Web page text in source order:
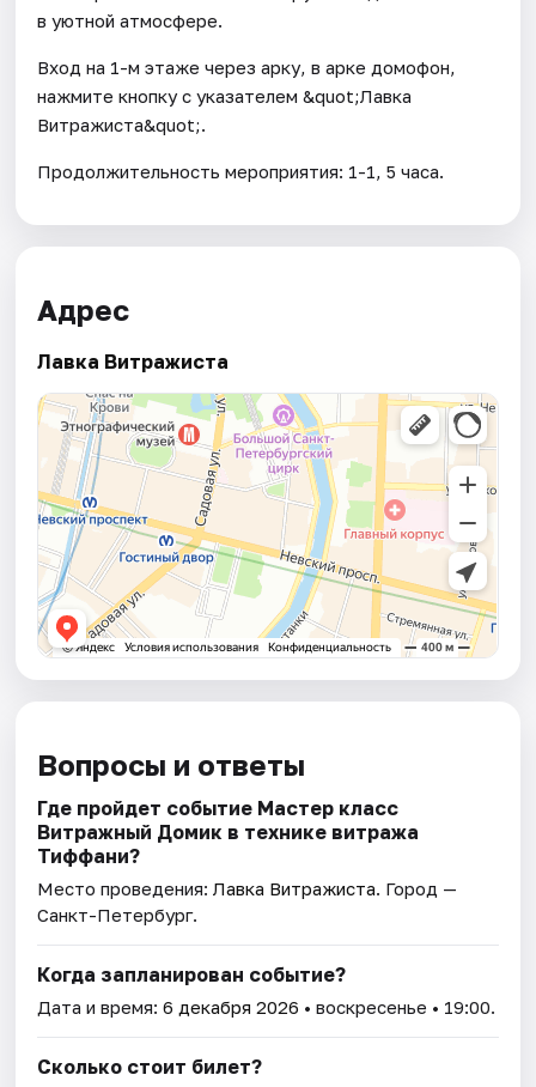
в уютной атмосфере.
Вход на 1-м этаже через арку, в арке домофон,
нажмите кнопку с указателем &quot;Лавка
Витражиста&quot;.
Продолжительность мероприятия: 1-1, 5 часа.
Адрес
Лавка Витражиста
Вопросы и ответы
Где пройдет событие Мастер класс
Витражный Домик в технике витража
Тиффани?
Место проведения:Лавка Витражиста. Город —
Санкт-Петербург.
Когда запланирован событие?
Дата и время:6 декабря 2026 • воскресенье • 19:00.
Сколько стоит билет?